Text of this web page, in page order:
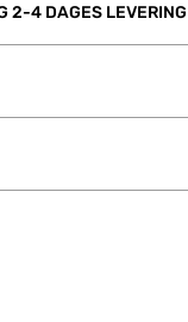
2-4 DAGES LEVERING